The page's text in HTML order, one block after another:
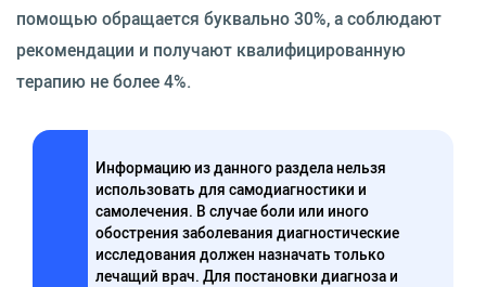
помощью обращается буквально 30%, а соблюдают
рекомендации и получают квалифицированную
терапию не более 4%.
Информацию из данного раздела нельзя
использовать для самодиагностики и
самолечения. В случае боли или иного
обострения заболевания диагностические
исследования должен назначать только
лечащий врач. Для постановки диагноза и